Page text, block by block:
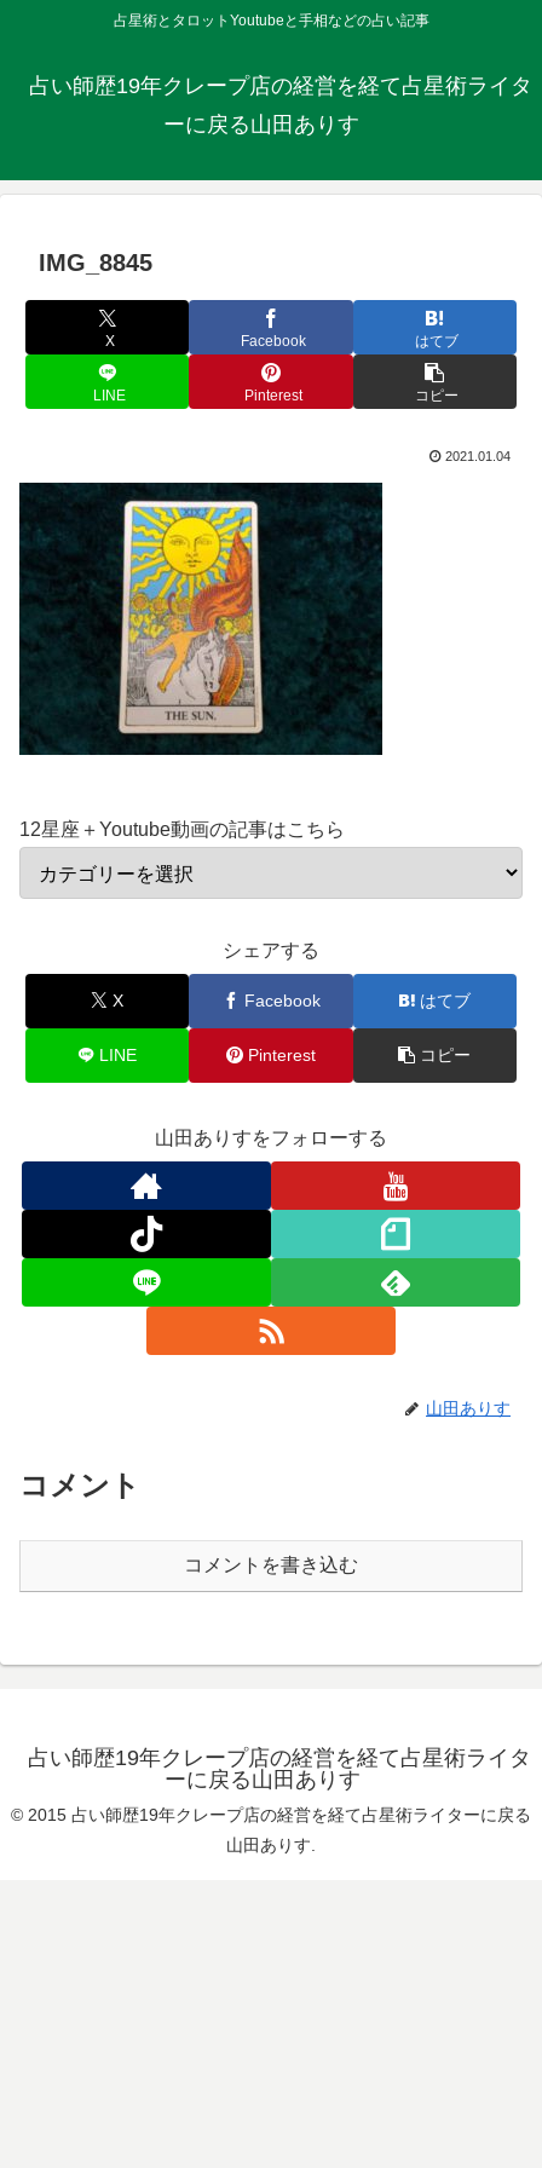
占星術とタロットYoutubeと手相などの占い記事
占い師歴19年クレープ店の経営を経て占星術ライタ
ーに戻る山田ありす
IMG_8845
X Facebook はてブ
LINE Pinterest コピー
2021.01.04
12星座＋Youtube動画の記事はこちら
シェアする
X Facebook はてブ
LINE Pinterest コピー
山田ありすをフォローする
山田ありす
コメント
コメントを書き込む
占い師歴19年クレープ店の経営を経て占星術ライタ
ーに戻る山田ありす
© 2015 占い師歴19年クレープ店の経営を経て占星術ライターに戻る
山田ありす.